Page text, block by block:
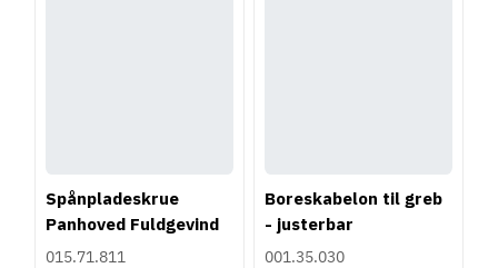
Spånpladeskrue
Panhoved Fuldgevind
Ø4,0 - PZ2
015.71.811
Boreskabelon til greb
- justerbar
001.35.030